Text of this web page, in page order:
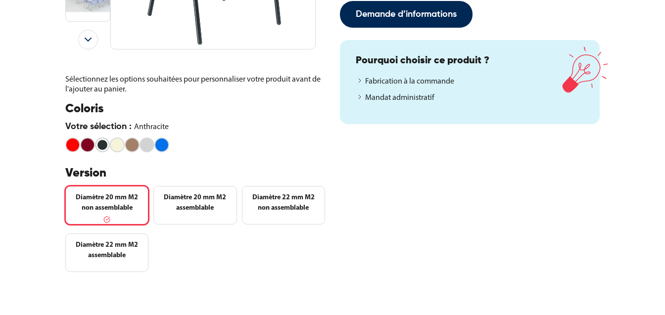
Sélectionnez les options souhaitées pour personnaliser votre produit avant de
l'ajouter au panier.
Coloris
Votre sélection : Anthracite
RougeBordeaux
Anthracite
BeigeMokaGris
clair
Bleu
Version
Diamètre 20 mm M2
non assemblable
Diamètre 20 mm M2
assemblable
Diamètre 22 mm M2
non assemblable
Diamètre 22 mm M2
assemblable
Demande d’informations
Pourquoi choisir ce produit ?
Fabrication à la commande
Mandat administratif